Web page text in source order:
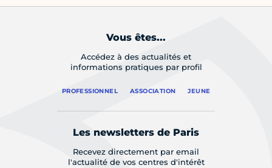
Vous êtes...
Accédez à des actualités et
informations pratiques par profil
PROFESSIONNEL ASSOCIATION JEUNE
Les newsletters de Paris
Recevez directement par email
l'actualité de vos centres d'intérêt